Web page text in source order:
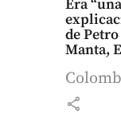
Era
de
Manta,
share